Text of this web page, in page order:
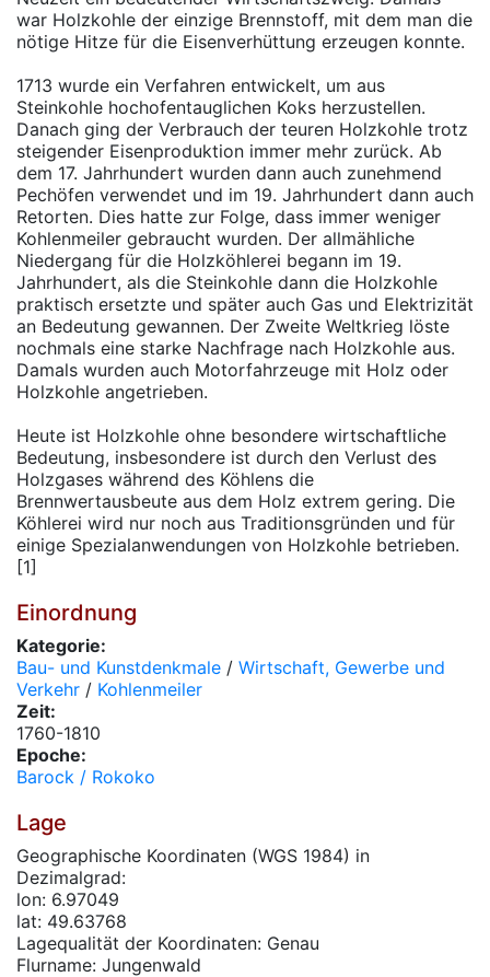
war Holzkohle der einzige Brennstoff, mit dem man die
nötige Hitze für die Eisenverhüttung erzeugen konnte.
1713 wurde ein Verfahren entwickelt, um aus
Steinkohle hochofentauglichen Koks herzustellen.
Danach ging der Verbrauch der teuren Holzkohle trotz
steigender Eisenproduktion immer mehr zurück. Ab
dem 17. Jahrhundert wurden dann auch zunehmend
Pechöfen verwendet und im 19. Jahrhundert dann auch
Retorten. Dies hatte zur Folge, dass immer weniger
Kohlenmeiler gebraucht wurden. Der allmähliche
Niedergang für die Holzköhlerei begann im 19.
Jahrhundert, als die Steinkohle dann die Holzkohle
praktisch ersetzte und später auch Gas und Elektrizität
an Bedeutung gewannen. Der Zweite Weltkrieg löste
nochmals eine starke Nachfrage nach Holzkohle aus.
Damals wurden auch Motorfahrzeuge mit Holz oder
Holzkohle angetrieben.
Heute ist Holzkohle ohne besondere wirtschaftliche
Bedeutung, insbesondere ist durch den Verlust des
Holzgases während des Köhlens die
Brennwertausbeute aus dem Holz extrem gering. Die
Köhlerei wird nur noch aus Traditionsgründen und für
einige Spezialanwendungen von Holzkohle betrieben.
[1]
Einordnung
Kategorie:
Bau- und Kunstdenkmale / Wirtschaft, Gewerbe und
Verkehr / Kohlenmeiler
Zeit:
1760-1810
Epoche:
Barock / Rokoko
Lage
Geographische Koordinaten (WGS 1984) in
Dezimalgrad:
lon: 6.97049
lat: 49.63768
Lagequalität der Koordinaten: Genau
Flurname: Jungenwald